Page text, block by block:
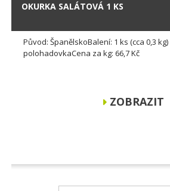
OKURKA SALÁTOVÁ 1 KS
Původ: ŠpanělskoBalení: 1 ks (cca 0,3
polohadovkaCena za kg: 66,7 Kč
ZOBRAZIT